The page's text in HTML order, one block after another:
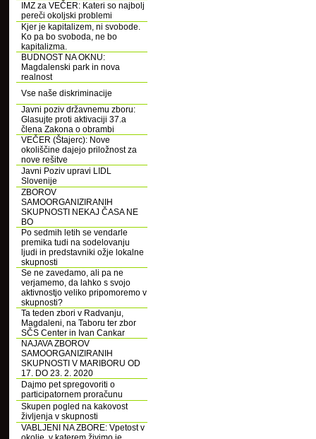
IMZ za VEČER: Kateri so najbolj
pereči okoljski problemi
Kjer je kapitalizem, ni svobode.
Ko pa bo svoboda, ne bo
kapitalizma.
BUDNOST NA OKNU:
Magdalenski park in nova
realnost
Vse naše diskriminacije
Javni poziv državnemu zboru:
Glasujte proti aktivaciji 37.a
člena Zakona o obrambi
VEČER (Štajerc): Nove
okoliščine dajejo priložnost za
nove rešitve
Javni Poziv upravi LIDL
Slovenije
ZBOROV
SAMOORGANIZIRANIH
SKUPNOSTI NEKAJ ČASA NE
BO
Po sedmih letih se vendarle
premika tudi na sodelovanju
ljudi in predstavniki ožje lokalne
skupnosti
Se ne zavedamo, ali pa ne
verjamemo, da lahko s svojo
aktivnostjo veliko pripomoremo v
skupnosti?
Ta teden zbori v Radvanju,
Magdaleni, na Taboru ter zbor
SČS Center in Ivan Cankar
NAJAVA ZBOROV
SAMOORGANIZIRANIH
SKUPNOSTI V MARIBORU OD
17. DO 23. 2. 2020
Dajmo pet spregovoriti o
participatornem proračunu
Skupen pogled na kakovost
življenja v skupnosti
VABLJENI NA ZBORE: Vpetost v